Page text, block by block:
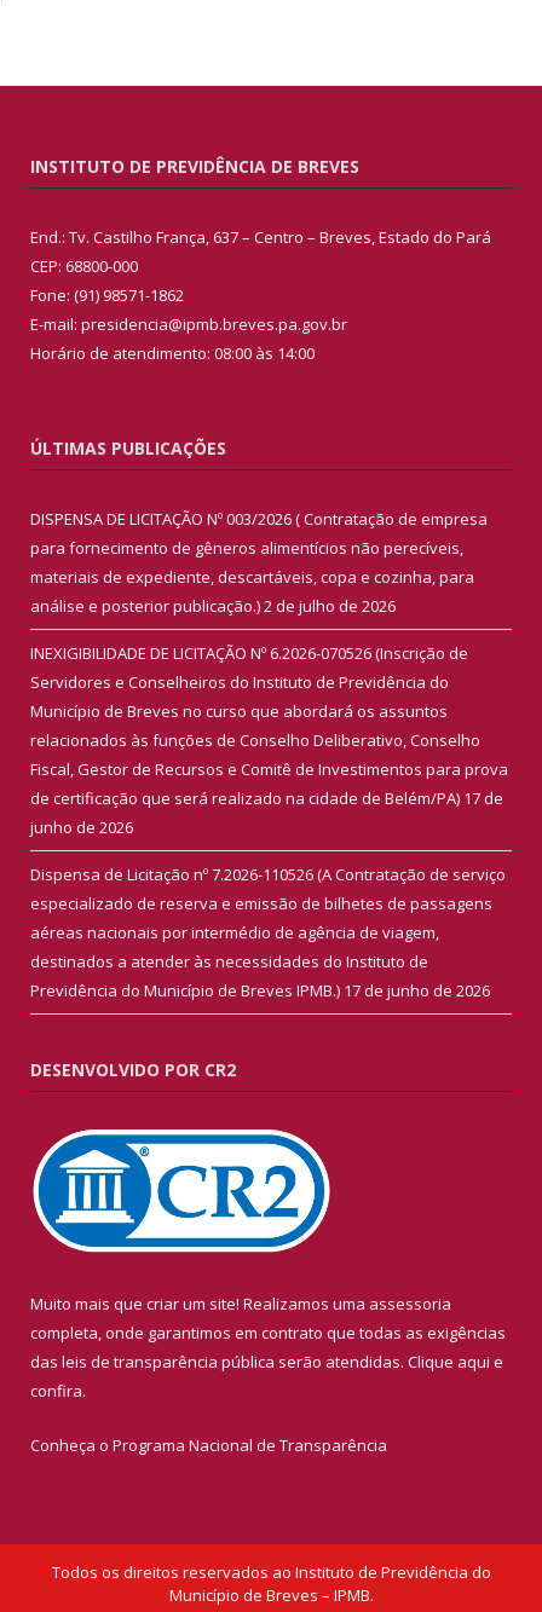
INSTITUTO DE PREVIDÊNCIA DE BREVES
End.: Tv. Castilho França, 637 – Centro – Breves, Estado do Pará
CEP: 68800-000
Fone: (91) 98571-1862
E-mail: presidencia@ipmb.breves.pa.gov.br
Horário de atendimento: 08:00 às 14:00
ÚLTIMAS PUBLICAÇÕES
DISPENSA DE LICITAÇÃO Nº 003/2026 ( Contratação de empresa
para fornecimento de gêneros alimentícios não perecíveis,
materiais de expediente, descartáveis, copa e cozinha, para
análise e posterior publicação.)2 de julho de 2026
INEXIGIBILIDADE DE LICITAÇÃO Nº 6.2026-070526 (Inscrição de
Servidores e Conselheiros do Instituto de Previdência do
Município de Breves no curso que abordará os assuntos
relacionados às funções de Conselho Deliberativo, Conselho
Fiscal, Gestor de Recursos e Comitê de Investimentos para prova
de certificação que será realizado na cidade de Belém/PA) 17 de
junho de 2026
Dispensa de Licitação nº 7.2026-110526 (A Contratação de serviço
especializado de reserva e emissão de bilhetes de passagens
aéreas nacionais por intermédio de agência de viagem,
destinados a atender às necessidades do Instituto de
Previdência do Município de Breves IPMB.) 17 de junho de 2026
DESENVOLVIDO POR CR2
Muito mais que criar um site! Realizamos uma assessoria
completa, onde garantimos em contrato que todas as exigências
das leis de transparência pública serão atendidas. Clique aqui e
confira.
Conheça o Programa Nacional de Transparência
Todos os direitos reservados ao Instituto de Previdência do
Município de Breves – IPMB.